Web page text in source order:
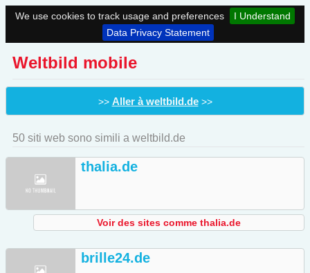
We use cookies to track usage and preferences
I Understand
Data Privacy Statement
Weltbild mobile
>> Aller à weltbild.de>>
50 siti web sono simili a weltbild.de
thalia.de
Voir des sites comme thalia.de
brille24.de